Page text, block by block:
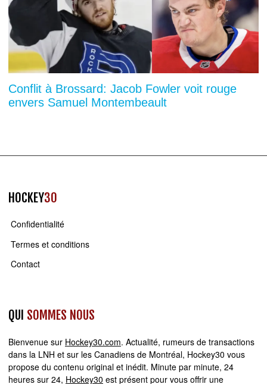
Conflit à Brossard: Jacob Fowler voit rouge
envers Samuel Montembeault
HOCKEY30
Confidentialité
Termes et conditions
Contact
QUI SOMMES NOUS
Bienvenue sur Hockey30.com. Actualité, rumeurs de transactions
dans la LNH et sur les Canadiens de Montréal, Hockey30 vous
propose du contenu original et inédit. Minute par minute, 24
heures sur 24, Hockey30 est présent pour vous offrir une